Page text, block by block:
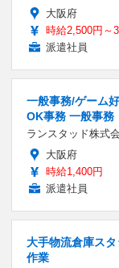
大阪府
時給2,500円～
派遣社員
一般事務/ゲーム
OK事務 一般事務
ランスタッド株式
大阪府
時給1,400円
派遣社員
大手物流倉庫ス
作業